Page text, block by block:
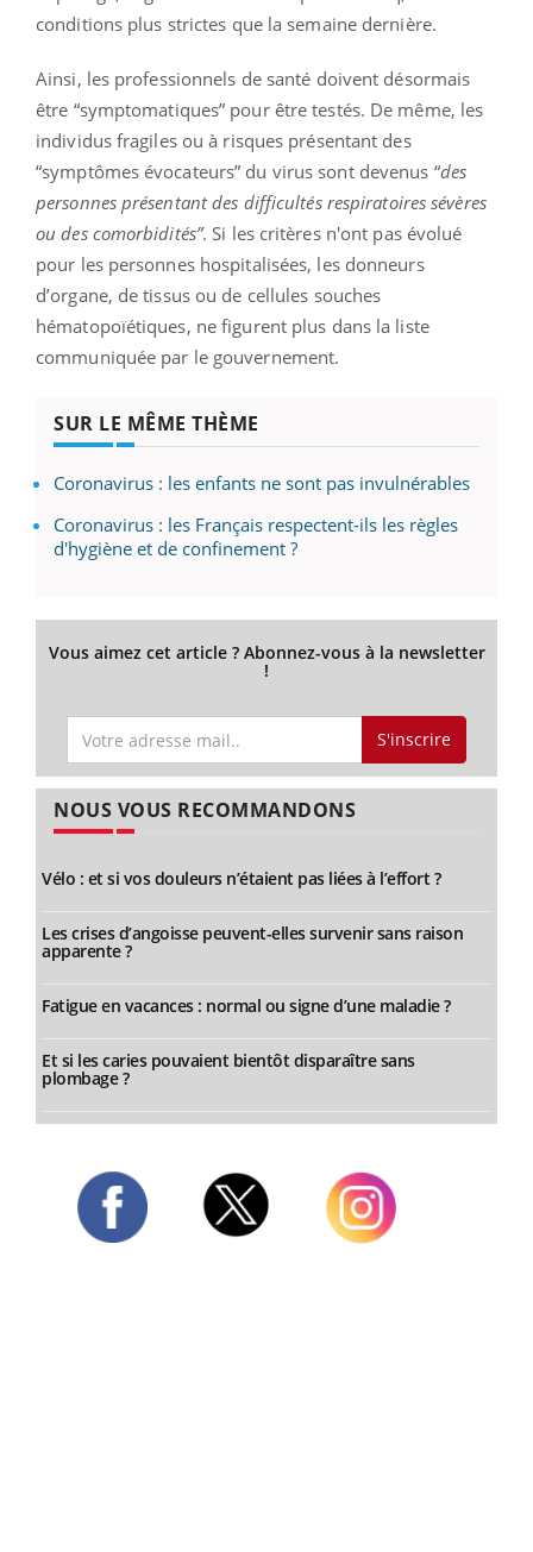
conditions plus strictes que la semaine dernière.
Ainsi, les professionnels de santé doivent désormais
être “symptomatiques” pour être testés. De même, les
individus fragiles ou à risques présentant des
“symptômes évocateurs” du virus sont devenus “des
personnes présentant des difficultés respiratoires sévères
ou des comorbidités”. Si les critères n'ont pas évolué
pour les personnes hospitalisées, les donneurs
d’organe, de tissus ou de cellules souches
hématopoïétiques, ne figurent plus dans la liste
communiquée par le gouvernement.
SUR LE MÊME THÈME
Coronavirus : les enfants ne sont pas invulnérables
Coronavirus : les Français respectent-ils les règles
d'hygiène et de confinement ?
Vous aimez cet article ? Abonnez-vous à la newsletter
!
S'inscrire
NOUS VOUS RECOMMANDONS
Vélo : et si vos douleurs n’étaient pas liées à l’effort ?
Les crises d’angoisse peuvent-elles survenir sans raison
apparente ?
Fatigue en vacances : normal ou signe d’une maladie ?
Et si les caries pouvaient bientôt disparaître sans
plombage ?